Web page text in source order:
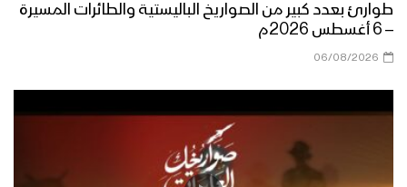
طوارئ بعدد كبير من الصواريخ الباليستية والطائرات المسيرة
– 6 أغسطس 2026م
06/08/2026